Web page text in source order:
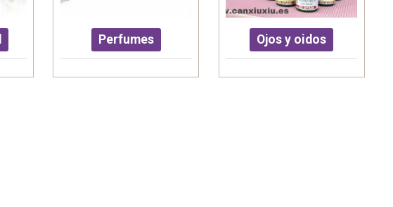
Perfumes Ojos y oidos